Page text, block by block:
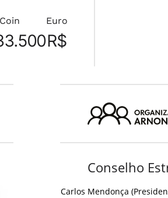
Euro
R$
Conselho
Carlos Mendonça